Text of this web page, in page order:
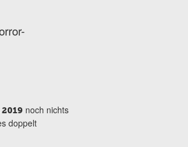
noch nichts
doppelt